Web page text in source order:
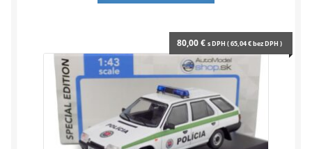
80,00€ s DPH (65,04€bez DPH )